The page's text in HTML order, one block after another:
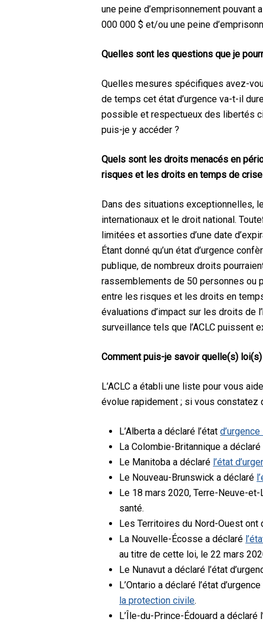
une peine d’emprisonnement pouvant
000 000 $ et/ou une peine
Quelles sont les questions que je
Quelles mesures spécifiques avez-
de temps cet état d’urgence va-t-il
possible et respectueux des libertés
puis-je y accéder ?
Quels sont les droits menacés en
risques et les droits en temps de
Dans des situations exceptionnelles,
internationaux et le droit national.
limitées et assorties d’une date
Étant donné qu’un état d’urgence
publique, de nombreux droits
rassemblements de 50 personnes ou
entre les risques et les droits en
évaluations d’impact sur les droits de
surveillance tels que l’ACLC puissent
Comment puis-je savoir quelle(s)
L’ACLC a établi une liste pour vous
évolue rapidement ; si vous constatez
L’Alberta a déclaré l’état
La Colombie-Britannique a
Le Manitoba a déclaré l’état
Le Nouveau-Brunswick a déclaré
Le 18 mars 2020, Terre-Neuve-
santé.
Les Territoires du Nord-Ouest ont
La Nouvelle-Écosse a déclaré
au titre de cette loi, le 22 mars
Le Nunavut a déclaré l’état
L’Ontario a déclaré l’état
la protection civile.
L’Île-du-Prince-Édouard a déclaré